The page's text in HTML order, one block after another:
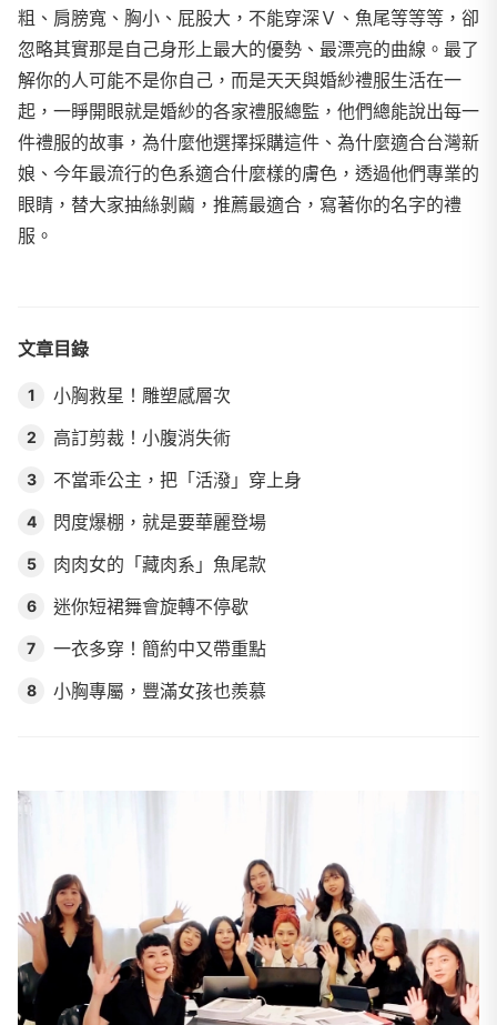
粗、肩膀寬、胸小、屁股大，不能穿深Ｖ、魚尾等等等，卻
忽略其實那是自己身形上最大的優勢、最漂亮的曲線。最了
解你的人可能不是你自己，而是天天與婚紗禮服生活在一
起，一睜開眼就是婚紗的各家禮服總監，他們總能說出每一
件禮服的故事，為什麼他選擇採購這件、為什麼適合台灣新
娘、今年最流行的色系適合什麼樣的膚色，透過他們專業的
眼睛，替大家抽絲剝繭，推薦最適合，寫著你的名字的禮
服。
文章目錄
1 小胸救星！雕塑感層次
2 高訂剪裁！小腹消失術
3 不當乖公主，把「活潑」穿上身
4 閃度爆棚，就是要華麗登場
5 肉肉女的「藏肉系」魚尾款
6 迷你短裙舞會旋轉不停歇
7 一衣多穿！簡約中又帶重點
8 小胸專屬，豐滿女孩也羨慕